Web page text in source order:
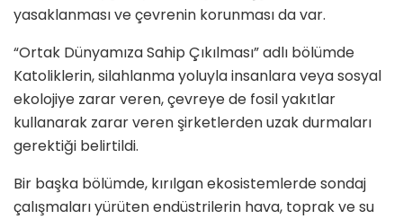
yasaklanması ve çevrenin korunması da var.
“Ortak Dünyamıza Sahip Çıkılması” adlı bölümde
Katoliklerin, silahlanma yoluyla insanlara veya sosyal
ekolojiye zarar veren, çevreye de fosil yakıtlar
kullanarak zarar veren şirketlerden uzak durmaları
gerektiği belirtildi.
Bir başka bölümde, kırılgan ekosistemlerde sondaj
çalışmaları yürüten endüstrilerin hava, toprak ve su